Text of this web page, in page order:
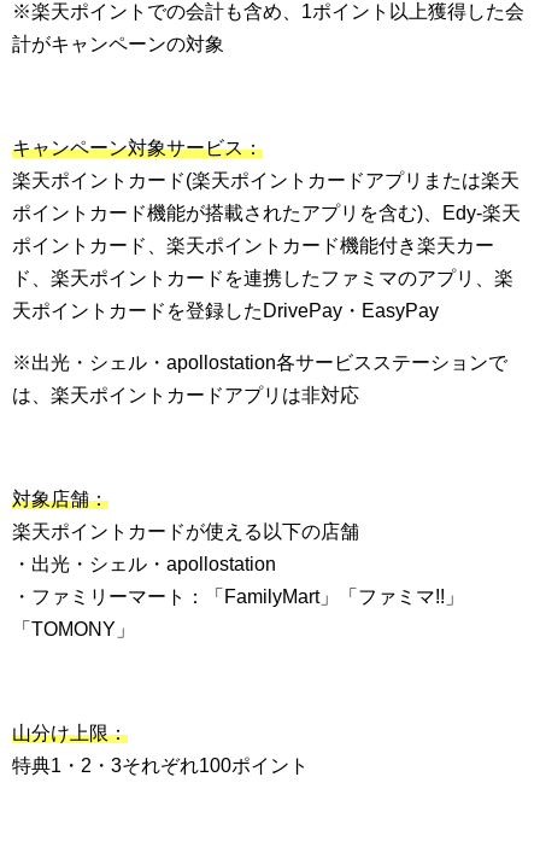
※楽天ポイントでの会計も含め、1ポイント以上獲得した会
計がキャンペーンの対象
キャンペーン対象サービス：
楽天ポイントカード(楽天ポイントカードアプリまたは楽天
ポイントカード機能が搭載されたアプリを含む)、Edy-楽天
ポイントカード、楽天ポイントカード機能付き楽天カー
ド、楽天ポイントカードを連携したファミマのアプリ、楽
天ポイントカードを登録したDrivePay・EasyPay
※出光・シェル・apollostation各サービスステーションで
は、楽天ポイントカードアプリは非対応
対象店舗：
楽天ポイントカードが使える以下の店舗
・出光・シェル・apollostation
・ファミリーマート：「FamilyMart」「ファミマ!!」
「TOMONY」
山分け上限：
特典1・2・3それぞれ100ポイント